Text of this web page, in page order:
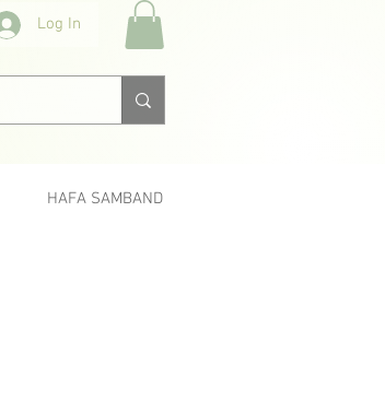
Log In
HAFA SAMBAND